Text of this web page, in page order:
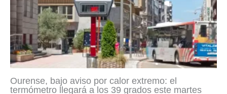
Ourense, bajo aviso por calor extremo: el
termómetro llegará a los 39 grados este martes